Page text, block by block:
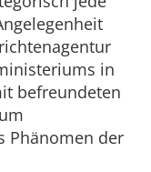
in
befreundeten
Phänomen der